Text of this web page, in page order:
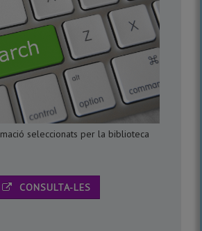
seleccionats per la biblioteca
CONSULTA-LES